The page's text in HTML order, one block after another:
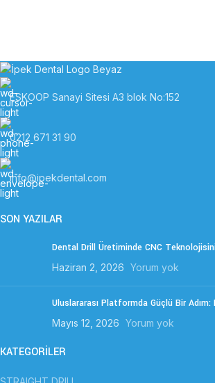
ESKOOP Sanayi Sitesi A3 blok No:152
0212 671 31 90
info@ipekdental.com
SON YAZILAR
Dental Drill Üretiminde CNC
Haziran 2, 2026 Yorum yok
Uluslararası Platformda Güçlü Bir Adım:
Mayıs 12, 2026 Yorum yok
KATEGORİLER